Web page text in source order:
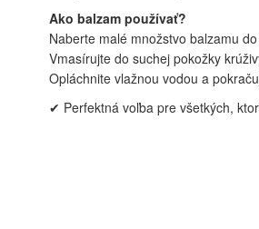
Ako balzam používať?
Naberte malé množstvo balzamu
Vmasírujte do suchej pokožky
Opláchnite vlažnou vodou a
✔ Perfektná voľba pre všetkých,